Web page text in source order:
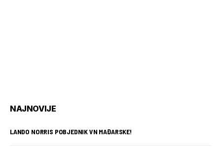
NAJNOVIJE
LANDO NORRIS POBJEDNIK VN MAĐARSKE!